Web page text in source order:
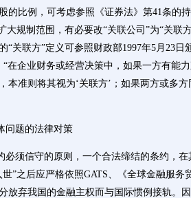
的比例，可考虑参照《证券法》第41条的
大规制范围，有必要改“关联公司”为“关联
“关联方”定义可参照财政部1997年5月23
在企业财务或经营决策中，如果一方有能
本准则将其视为‘关联方’；如果两方或多
题的法律对策
须信守的原则，一个合法缔结的条约，在
世”之后应严格依照GATS、《全球金融服
放弃我国的金融主权而与国际惯例接轨。